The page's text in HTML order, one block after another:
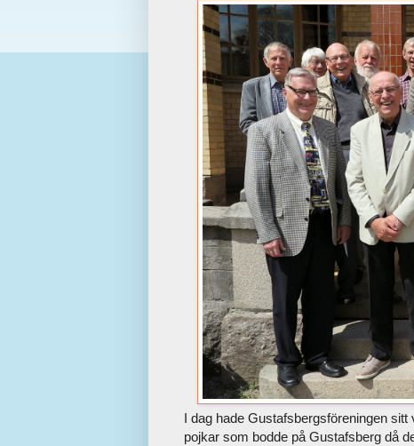
I dag hade Gustafsbergsföreningen
pojkar som bodde på Gustafsberg då